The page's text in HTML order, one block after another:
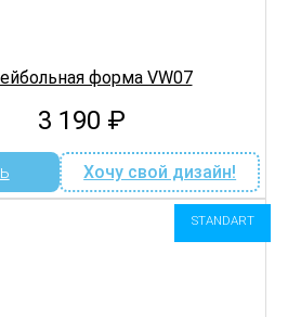
форма VW07
3 190 ₽
Хочу свой дизайн!
STANDART